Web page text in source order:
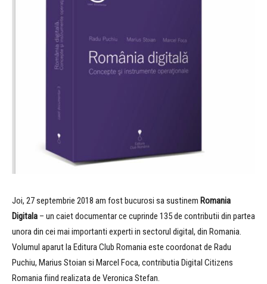
Joi, 27 septembrie 2018 am fost bucurosi sa sustinem Romania
Digitala – un caiet documentar ce cuprinde 135 de contributii din partea
unora din cei mai importanti experti in sectorul digital, din Romania.
Volumul aparut la Editura Club Romania este coordonat de Radu
Puchiu, Marius Stoian si Marcel Foca, contributia Digital Citizens
Romania fiind realizata de Veronica Stefan.